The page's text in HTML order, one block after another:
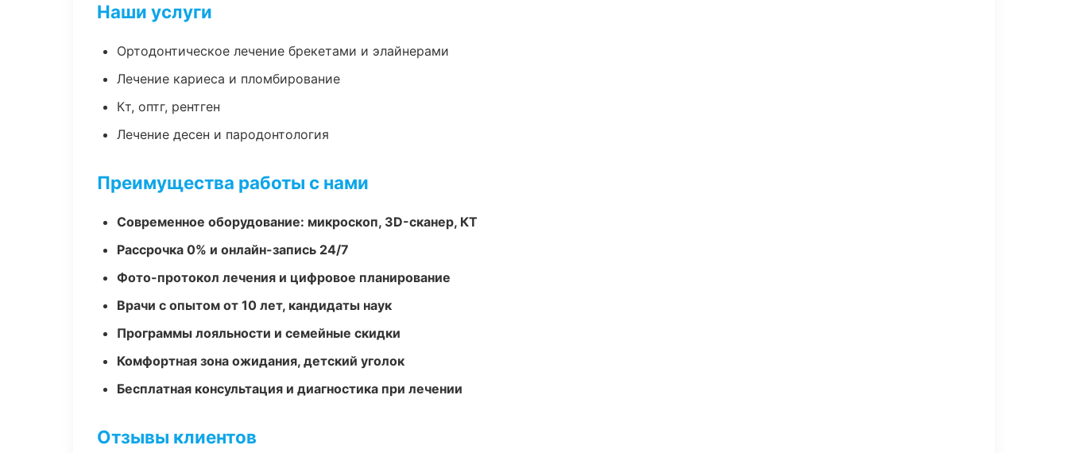
Наши услуги
Ортодонтическое лечение брекетами и элайнерами
Лечение кариеса и пломбирование
Кт, оптг, рентген
Лечение десен и пародонтология
Преимущества работы с нами
Современное оборудование: микроскоп, 3D-сканер, КТ
Рассрочка 0% и онлайн-запись 24/7
Фото-протокол лечения и цифровое планирование
Врачи с опытом от 10 лет, кандидаты наук
Программы лояльности и семейные скидки
Комфортная зона ожидания, детский уголок
Бесплатная консультация и диагностика при лечении
Отзывы клиентов